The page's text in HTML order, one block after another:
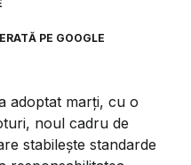
PE GOOGLE
adoptat marţi, cu o
noul cadru de
stabileşte standarde